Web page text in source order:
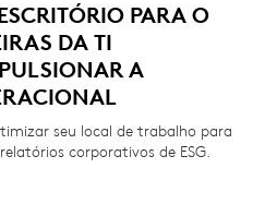
PARA O
DA TI
A
seu local de trabalho para
corporativos de ESG.